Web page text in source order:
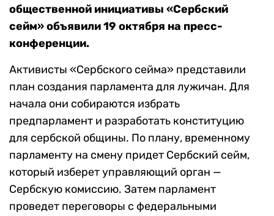
общественной инициативы «Сербский
сейм» объявили 19 октября на пресс-
конференции.
Активисты «Сербского сейма» представили
план создания парламента для лужичан. Для
начала они собираются избрать
предпарламент и разработать конституцию
для сербской общины. По плану, временному
парламенту на смену придет Сербский сейм,
который изберет управляющий орган —
Сербскую комиссию. Затем парламент
проведет переговоры с федеральными